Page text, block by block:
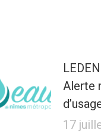
Alerte
17